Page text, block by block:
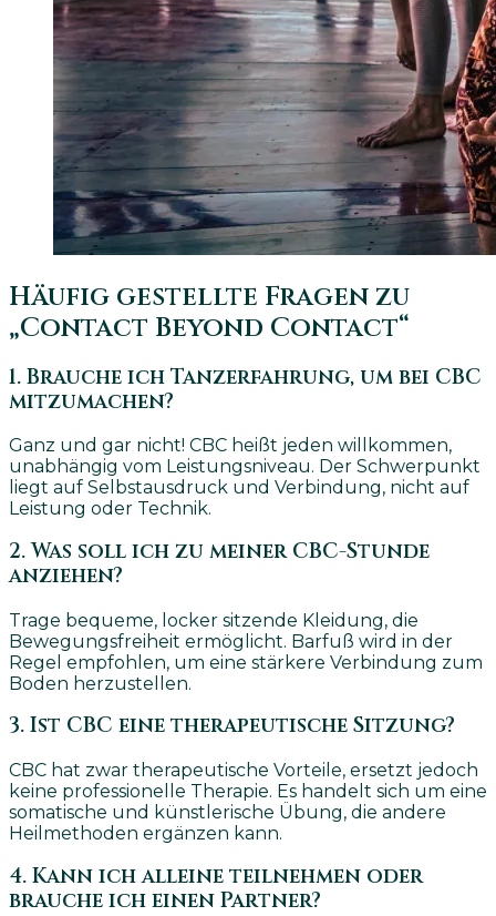
Häufig gestellte Fragen zu
„Contact Beyond Contact“
1. Brauche ich Tanzerfahrung, um bei CBC
mitzumachen?
Ganz und gar nicht! CBC heißt jeden willkommen,
unabhängig vom Leistungsniveau. Der Schwerpunkt
liegt auf Selbstausdruck und Verbindung, nicht auf
Leistung oder Technik.
2. Was soll ich zu meiner CBC-Stunde
anziehen?
Trage bequeme, locker sitzende Kleidung, die
Bewegungsfreiheit ermöglicht. Barfuß wird in der
Regel empfohlen, um eine stärkere Verbindung zum
Boden herzustellen.
3. Ist CBC eine therapeutische Sitzung?
CBC hat zwar therapeutische Vorteile, ersetzt jedoch
keine professionelle Therapie. Es handelt sich um eine
somatische und künstlerische Übung, die andere
Heilmethoden ergänzen kann.
4. Kann ich alleine teilnehmen oder
brauche ich einen Partner?